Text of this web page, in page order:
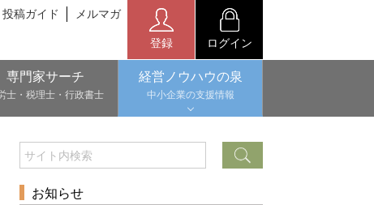
投稿ガイド メルマガ
登録 ログイン
専門家サーチ
士・税理士・行政書士
経営ノウハウの泉
中小企業の支援情報
お知らせ